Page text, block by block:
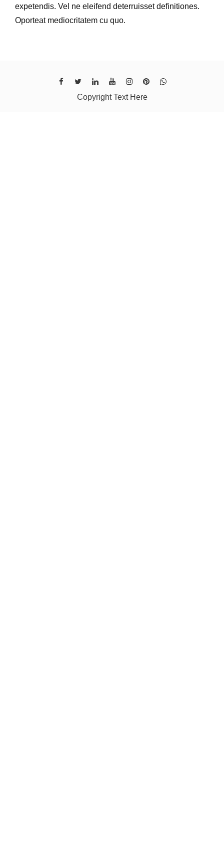
expetendis. Vel ne eleifend deterruisset definitiones.
Oporteat mediocritatem cu quo.
Copyright Text Here